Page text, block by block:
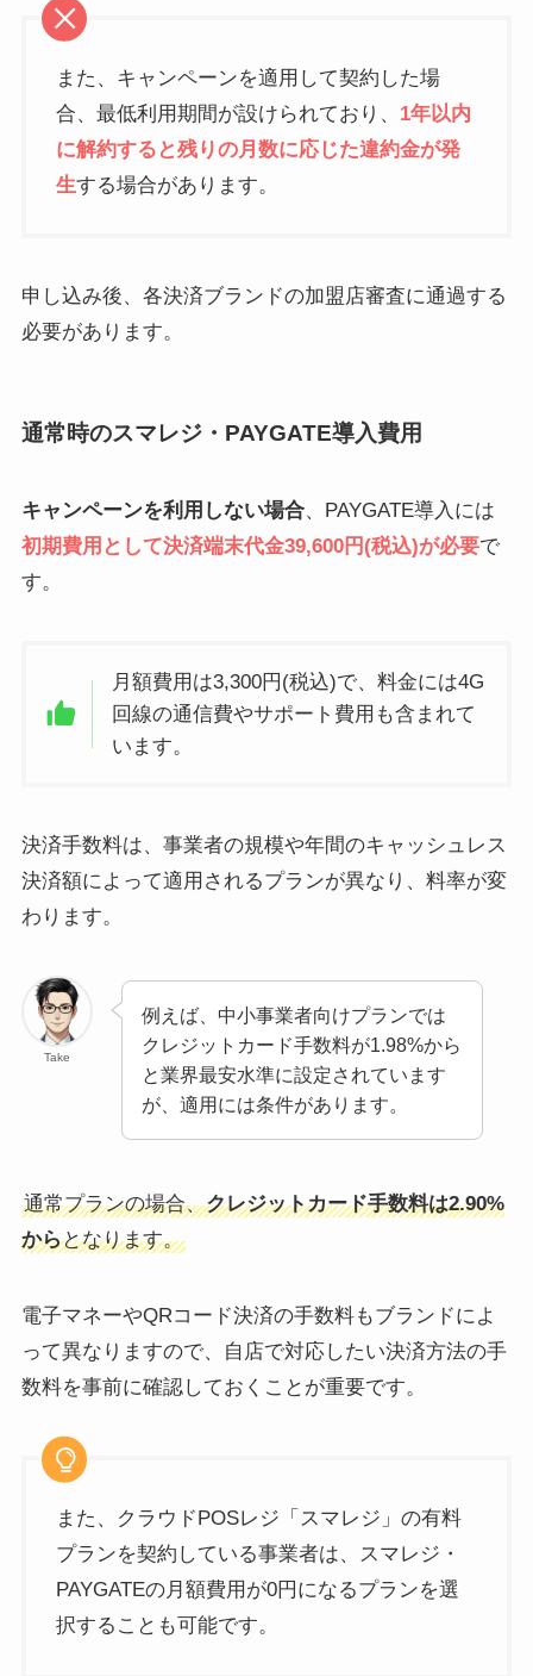
また、キャンペーンを適用して契約した場
合、最低利用期間が設けられており、 1年以内
に解約すると残りの月数に応じた違約金が発
生する場合があります。
申し込み後、各決済ブランドの加盟店審査に通過する
必要があります。
通常時のスマレジ・PAYGATE導入費用
キャンペーンを利用しない場合、PAYGATE導入には
初期費用として決済端末代金39,600円(税込)が必要で
す。
月額費用は3,300円(税込)で、料金には4G
回線の通信費やサポート費用も含まれて
います。
決済手数料は、事業者の規模や年間のキャッシュレス
決済額によって適用されるプランが異なり、料率が変
わります。
Take
例えば、中小事業者向けプランでは
クレジットカード手数料が1.98%から
と業界最安水準に設定されています
が、適用には条件があります。
通常プランの場合、クレジットカード手数料は2.90%
からとなります。
電子マネーやQRコード決済の手数料もブランドによ
って異なりますので、自店で対応したい決済方法の手
数料を事前に確認しておくことが重要です。
また、クラウドPOSレジ「スマレジ」の有料
プランを契約している事業者は、スマレジ・
PAYGATEの月額費用が0円になるプランを選
択することも可能です。